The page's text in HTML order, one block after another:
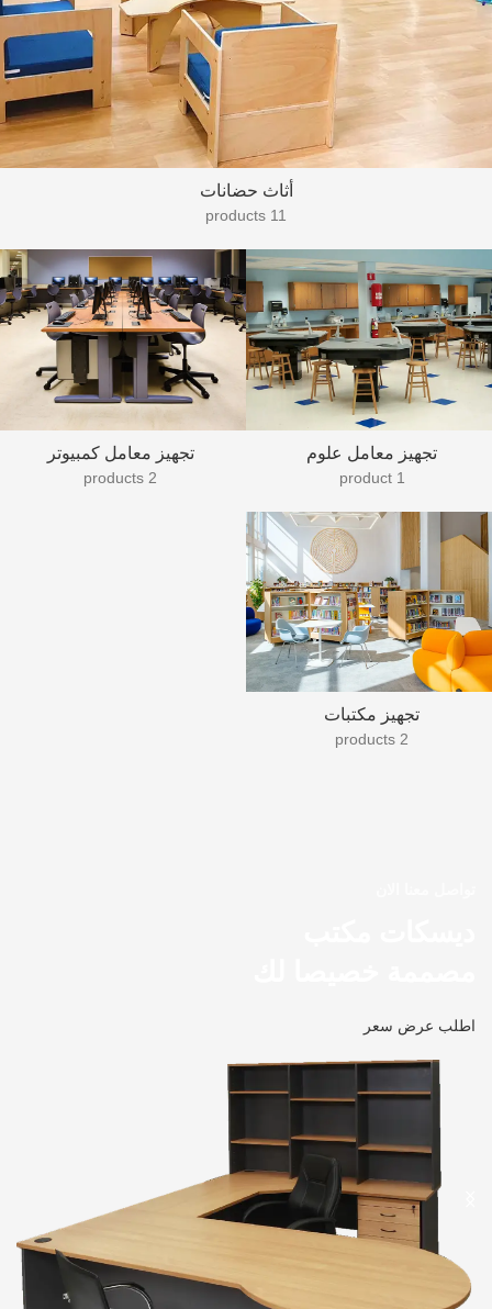
أثاث حضانات
11 products
تجهيز معامل علوم
1 product
تجهيز معامل كمبيوتر
2 products
تجهيز مكتبات
2 products
اطلب عرض سعر